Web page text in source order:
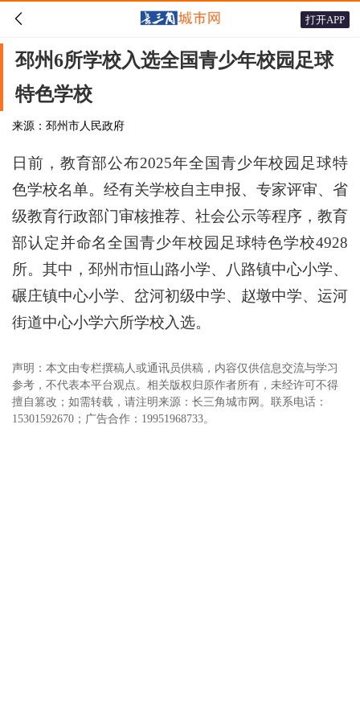
 打开APP
邳州6所学校入选全国青少年校园足球
特色学校
来源：邳州市人民政府
日前，教育部公布2025年全国青少年校园足球特
色学校名单。经有关学校自主申报、专家评审、省
级教育行政部门审核推荐、社会公示等程序，教育
部认定并命名全国青少年校园足球特色学校4928
所。其中，邳州市恒山路小学、八路镇中心小学、
碾庄镇中心小学、岔河初级中学、赵墩中学、运河
街道中心小学六所学校入选。
声明：本文由专栏撰稿人或通讯员供稿，内容仅供信息交流与学习
参考，不代表本平台观点。相关版权归原作者所有，未经许可不得
擅自篡改；如需转载，请注明来源：长三角城市网。联系电话：
15301592670；广告合作：19951968733。